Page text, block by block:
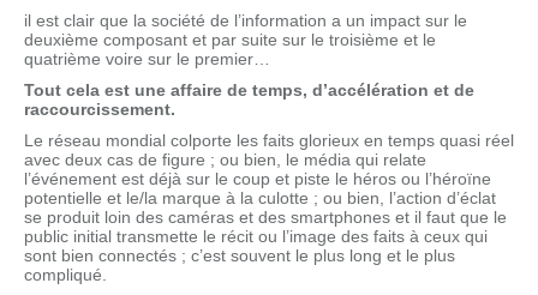
il est clair que la société de l’information a un impact sur le
deuxième composant et par suite sur le troisième et le
quatrième voire sur le premier…
Tout cela est une affaire de temps, d’accélération et de
raccourcissement.
Le réseau mondial colporte les faits glorieux en temps quasi réel
avec deux cas de figure ; ou bien, le média qui relate
l’événement est déjà sur le coup et piste le héros ou l’héroïne
potentielle et le/la marque à la culotte ; ou bien, l’action d’éclat
se produit loin des caméras et des smartphones et il faut que le
public initial transmette le récit ou l’image des faits à ceux qui
sont bien connectés ; c’est souvent le plus long et le plus
compliqué.